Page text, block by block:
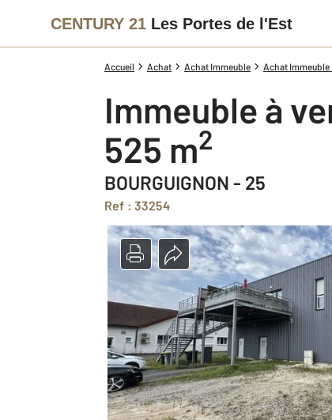
CENTURY 21 Les Portes de l'Est
Accueil Achat Achat Immeuble Achat Immeuble
Immeuble à
525 m2
BOURGUIGNON - 25
Ref : 33254